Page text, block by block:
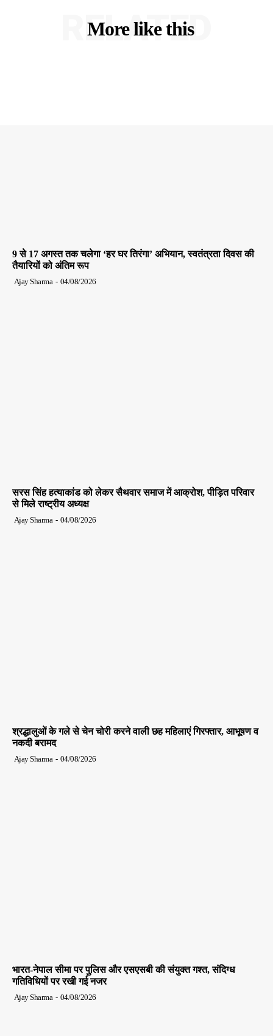
More like this
RELATED
9 से 17 अगस्त तक चलेगा ‘हर घर तिरंगा’ अभियान, स्वतंत्रता दिवस की
तैयारियों को अंतिम रूप
Ajay Sharma - 04/08/2026
सरस सिंह हत्याकांड को लेकर सैथवार समाज में आक्रोश, पीड़ित परिवार
से मिले राष्ट्रीय अध्यक्ष
Ajay Sharma - 04/08/2026
श्रद्धालुओं के गले से चेन चोरी करने वाली छह महिलाएं गिरफ्तार, आभूषण व
नकदी बरामद
Ajay Sharma - 04/08/2026
भारत-नेपाल सीमा पर पुलिस और एसएसबी की संयुक्त गश्त, संदिग्ध
गतिविधियों पर रखी गई नजर
Ajay Sharma - 04/08/2026